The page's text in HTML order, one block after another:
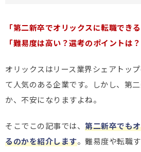
「第二新卒でオリックスに転職できる
「難易度は高い？選考のポイントは？
オリックスはリース業界シェアトッ
て人気のある企業です。しかし、第
か、不安になりますよね。
そこでこの記事では、 第二新卒でも
るのかを紹介します。難易度や転職